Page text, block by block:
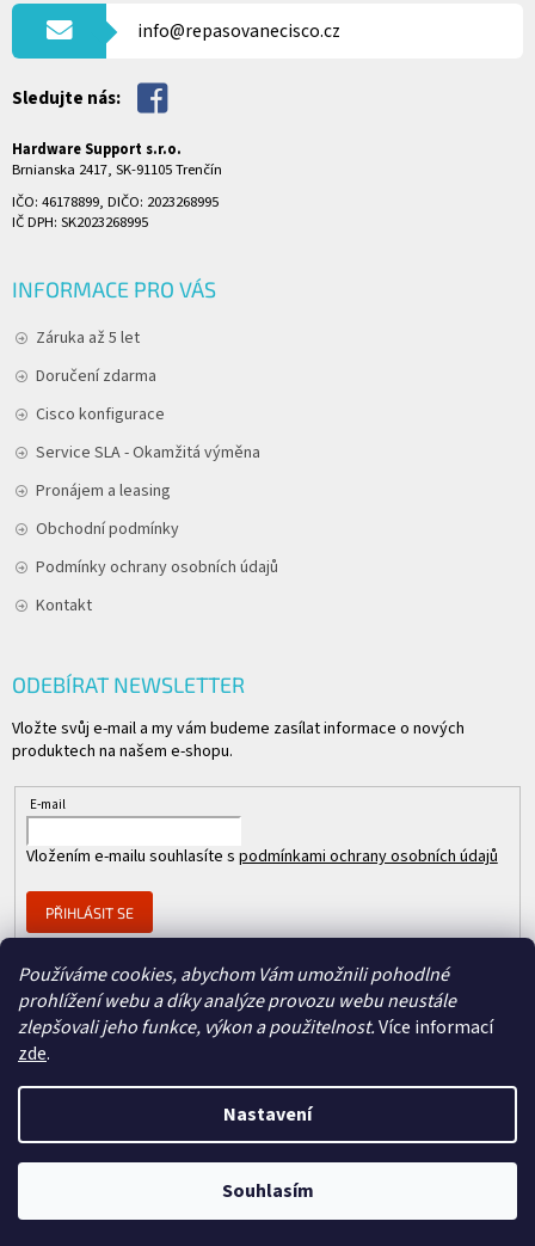
Používáme cookies, abychom Vám umožnili pohodlné
prohlížení webu a díky analýze provozu webu neustále
zlepšovali jeho funkce, výkon a použitelnost.Více informací
zde.
Nastavení
Souhlasím
info@repasovanecisco.cz
Sledujte nás:
Hardware Support s.r.o.
Brnianska 2417, SK-91105 Trenčín
IČO: 46178899, DIČO: 2023268995
IČ DPH: SK2023268995
INFORMACE PRO VÁS
Záruka až 5 let
Doručení zdarma
Cisco konfigurace
Service SLA - Okamžitá výměna
Pronájem a leasing
Obchodní podmínky
Podmínky ochrany osobních údajů
Kontakt
ODEBÍRAT NEWSLETTER
Vložte svůj e-mail a my vám budeme zasílat informace o nových
produktech na našem e-shopu.
E-mail
Vložením e-mailu souhlasíte s podmínkami ochrany osobních údajů
PŘIHLÁSIT SE
Vytvořil Shoptet &
Člen skupiny
REPASOVANÉ CISCO. Všechna práva vyhrazena.